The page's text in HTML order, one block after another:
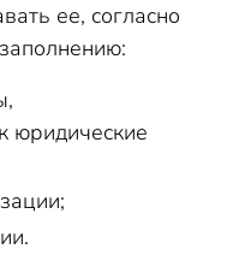
ее, согласно
юридические